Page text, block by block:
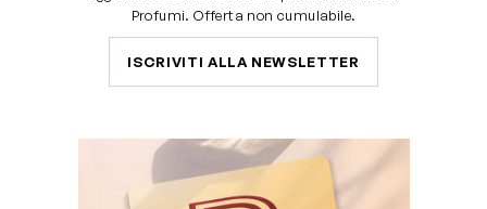
Profumi. Offerta non cumulabile.
ISCRIVITI ALLA NEWSLETTER